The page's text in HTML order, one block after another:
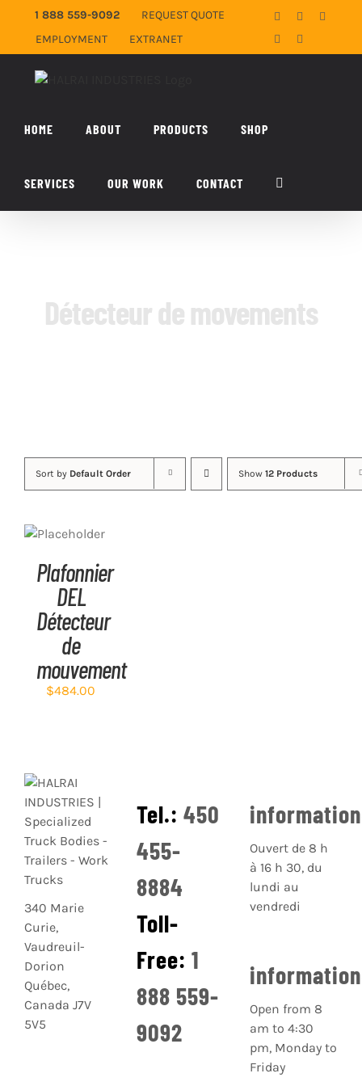
content
1 888 559-9092
REQUEST QUOTE
EMPLOYMENT
EXTRANET
Facebook
LinkedIn
HOME ABOUT PRODUCTS SHOP
SERVICES OUR WORK CONTACT
Détecteur de movements
Sort by Default Order Show 12 Products
CART
/
Plafonnier
DEL
Détecteur
de
mouvement
$484.00
340 Marie
Curie,
Vaudreuil-
Dorion
Québec,
Canada J7V
5V5
Tel.:450
455-
8884
Toll-
Free:1
888 559-
9092
Ouvert de 8 h
à 16 h 30, du
lundi au
vendredi
Open from 8
am to 4:30
pm, Monday to
Friday